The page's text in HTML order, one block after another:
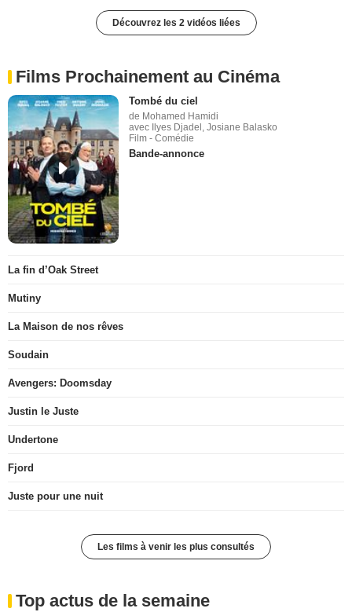
Découvrez les 2 vidéos liées
Films Prochainement au Cinéma
Tombé du ciel
de Mohamed Hamidi
avec Ilyes Djadel, Josiane Balasko
Film - Comédie
Bande-annonce
La fin d’Oak Street
Mutiny
La Maison de nos rêves
Soudain
Avengers: Doomsday
Justin le Juste
Undertone
Fjord
Juste pour une nuit
Les films à venir les plus consultés
Top actus de la semaine